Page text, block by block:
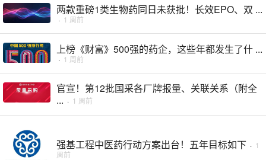
两款重磅1类生物药同日未获批！长效EPO、双 ...
· 1 周前
上榜《财富》500强的药企，这些年都发生了什 ...
· 1 周前
官宣！第12批国采各厂牌报量、关联关系（附全
... · 1 周前
强基工程中医药行动方案出台！五年目标如下 · 1
周前